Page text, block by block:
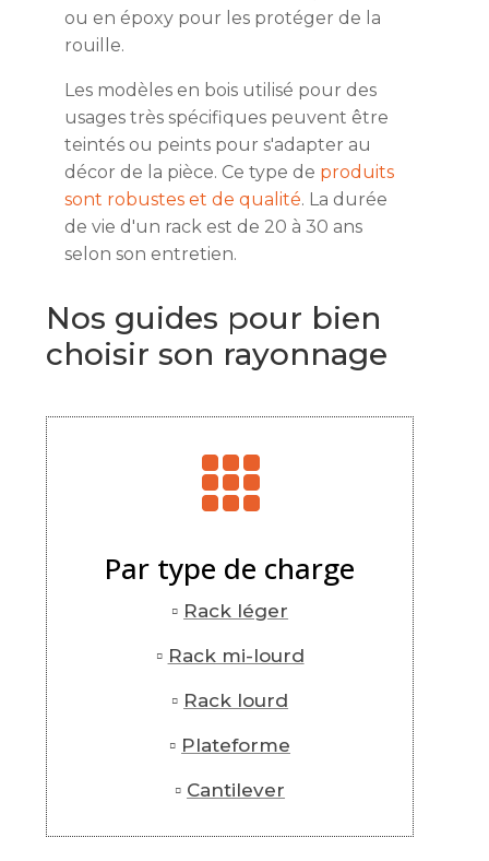
ou en époxy pour les protéger de la
rouille.
Les modèles en bois utilisé pour des
usages très spécifiques peuvent être
teintés ou peints pour s'adapter au
décor de la pièce. Ce type de produits
sont robustes et de qualité. La durée
de vie d'un rack est de 20 à 30 ans
selon son entretien.
Nos guides pour bien
choisir son rayonnage

Par type de charge
▫ Rack léger
▫ Rack mi-lourd
▫ Rack lourd
▫ Plateforme
▫ Cantilever